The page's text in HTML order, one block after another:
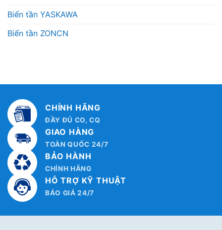
Biến tần YASKAWA
Biến tần ZONCN
CHÍNH HÃNG
ĐẦY ĐỦ CO, CQ
GIAO HÀNG
TOÀN QUỐC 24/7
BẢO HÀNH
CHÍNH HÃNG
HỖ TRỢ KỸ THUẬT
BÁO GIÁ 24/7